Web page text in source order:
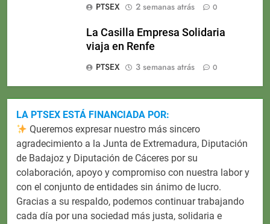
PTSEX
2 semanas atrás 0
La Casilla Empresa Solidaria
viaja en Renfe
PTSEX
3 semanas atrás 0
LA PTSEX ESTÁ FINANCIADA POR:
Queremos expresar nuestro más sincero
agradecimiento a la Junta de Extremadura, Diputación
de Badajoz y Diputación de Cáceres por su
colaboración, apoyo y compromiso con nuestra labor y
con el conjunto de entidades sin ánimo de lucro.
Gracias a su respaldo, podemos continuar trabajando
cada día por una sociedad más justa, solidaria e